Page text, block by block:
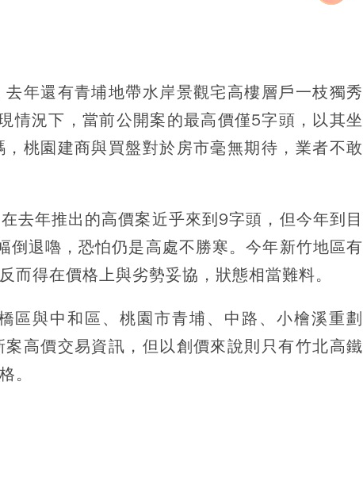
年還有青埔地帶水岸景觀宅高樓層戶一枝獨秀
情況下，當前公開案的最高價僅5字頭，以其坐
桃園建商與買盤對於房市毫無期待，業者不敢
去年推出的高價案近乎來到9字頭，但今年到目
退嚕，恐怕仍是高處不勝寒。今年新竹地區有
而得在價格上與劣勢妥協，狀態相當難料。
區與中和區、桃園市青埔、中路、小檜溪重劃
高價交易資訊，但以創價來說則只有竹北高鐵
。